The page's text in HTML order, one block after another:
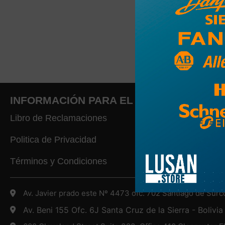
INFORMACIÓN PARA EL CLIENTE
Libro de Reclamaciones
Politica de Privacidad
Términos y Condiciones
Av. Javier prado este Nº 4473 ofc. 702 Santiago de
Av. Beni 155 Ofc. 6J Santa Cruz de la Sierra - Bolivia